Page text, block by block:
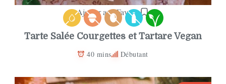
Ajouter aux Favoris
Tarte Salée Courgettes et Tartare Vegan
40 mins Débutant